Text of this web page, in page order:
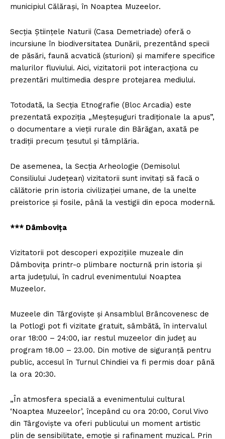
municipiul Călăraşi, în Noaptea Muzeelor.
Secţia Ştiinţele Naturii (Casa Demetriade) oferă o
incursiune în biodiversitatea Dunării, prezentând specii
de păsări, faună acvatică (sturioni) şi mamifere specifice
malurilor fluviului. Aici, vizitatorii pot interacţiona cu
prezentări multimedia despre protejarea mediului.
Totodată, la Secţia Etnografie (Bloc Arcadia) este
prezentată expoziţia „Meşteşuguri tradiţionale la apus”,
o documentare a vieţii rurale din Bărăgan, axată pe
tradiţii precum ţesutul şi tâmplăria.
De asemenea, la Secţia Arheologie (Demisolul
Consiliului Judeţean) vizitatorii sunt invitaţi să facă o
călătorie prin istoria civilizaţiei umane, de la unelte
preistorice şi fosile, până la vestigii din epoca modernă.
*** Dâmboviţa
Vizitatorii pot descoperi expoziţiile muzeale din
Dâmboviţa printr-o plimbare nocturnă prin istoria şi
arta judeţului, în cadrul evenimentului Noaptea
Muzeelor.
Muzeele din Târgovişte şi Ansamblul Brâncovenesc de
la Potlogi pot fi vizitate gratuit, sâmbătă, în intervalul
orar 18:00 – 24:00, iar restul muzeelor din judeţ au
program 18.00 – 23.00. Din motive de siguranţă pentru
public, accesul în Turnul Chindiei va fi permis doar până
la ora 20:30.
„În atmosfera specială a evenimentului cultural
‘Noaptea Muzeelor’, începând cu ora 20:00, Corul Vivo
din Târgovişte va oferi publicului un moment artistic
plin de sensibilitate, emoţie şi rafinament muzical. Prin